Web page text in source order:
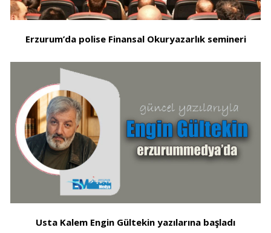
Erzurum’da polise Finansal Okuryazarlık semineri
Usta Kalem Engin Gültekin yazılarına başladı